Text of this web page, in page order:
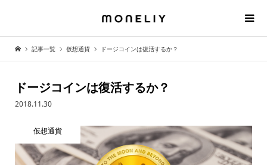
記事一覧 仮想通貨 ドージコインは復活するか？
ドージコインは復活するか？
2018.11.30
仮想通貨